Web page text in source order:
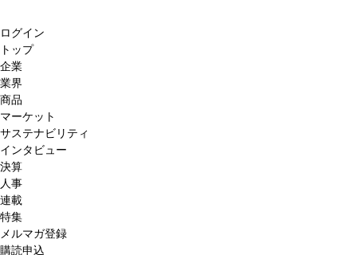
ログイン
トップ
企業
業界
商品
マーケット
サステナビリティ
インタビュー
決算
人事
連載
特集
メルマガ登録
購読申込